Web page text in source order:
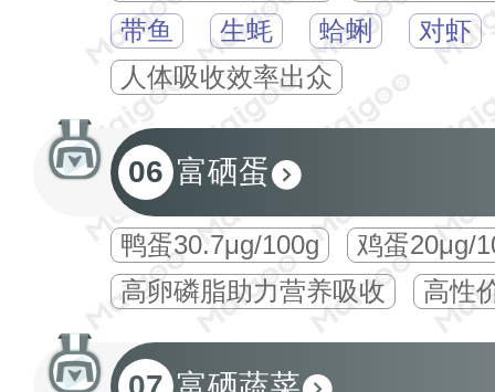
带鱼
生蚝 蛤蜊
对虾
人体吸收效率出众
06 富硒蛋
鸭蛋30.7μg/100g
鸡蛋20μg/
高卵磷脂助力营养吸收
高性